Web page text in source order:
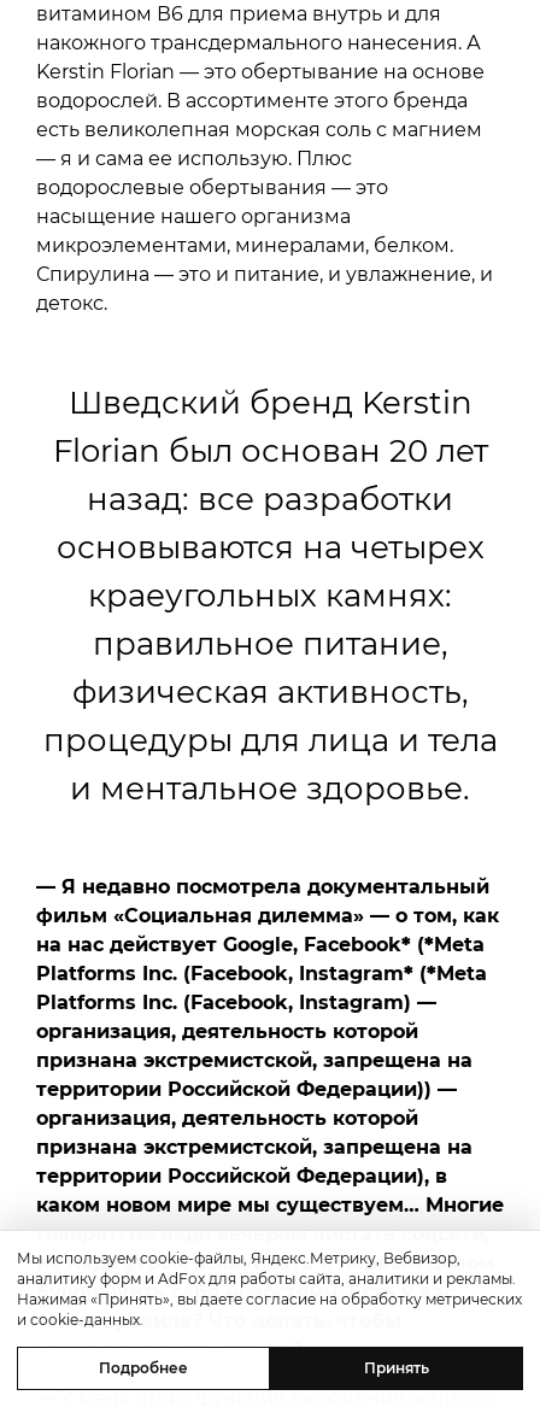
витамином В6 для приема внутрь и для
накожного трансдермального нанесения. А
Kerstin Florian — это обертывание на основе
водорослей. В ассортименте этого бренда
есть великолепная морская соль с магнием
— я и сама ее использую. Плюс
водорослевые обертывания — это
насыщение нашего организма
микроэлементами, минералами, белком.
Спирулина — это и питание, и увлажнение, и
детокс.
Шведский бренд Kerstin
Florian был основан 20 лет
назад: все разработки
основываются на четырех
краеугольных камнях:
правильное питание,
физическая активность,
процедуры для лица и тела
и ментальное здоровье.
— Я недавно посмотрела документальный
фильм «Социальная дилемма» — о том, как
на нас действует Google, Facebook* (*Meta
Platforms Inc. (Facebook, Instagram* (*Meta
Platforms Inc. (Facebook, Instagram) —
организация, деятельность которой
признана экстремистской, запрещена на
территории Российской Федерации)) —
организация, деятельность которой
признана экстремистской, запрещена на
территории Российской Федерации), в
каком новом мире мы существуем… Многие
говорят: не надо вечером листать соцсети,
не надо утром вскакивать и первым делом
будоражить себя новостями. Есть у вас
такие правила? Что делать, чтобы
минимизировать стресс?
— У меня стоит функция включения желтого
Мы используем cookie-файлы, Яндекс.Метрику, Вебвизор,
аналитику форм и AdFox для работы сайта, аналитики и рекламы.
Нажимая «Принять», вы даете согласие на обработку метрических
и cookie-данных.
Подробнее Принять